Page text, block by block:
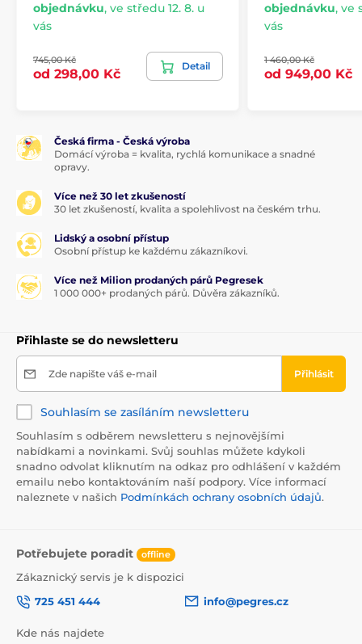
objednávku, ve středu 12. 8. u
vás
745,00 Kč
od 298,00 Kč
Detail
objednávku, ve
vás
1 460,00 Kč
od 949,00 Kč
Česká firma - Česká výroba
Domácí výroba = kvalita, rychlá komunikace a snadné
opravy.
Více než 30 let zkušeností
30 let zkušeností, kvalita a spolehlivost na českém trhu.
Lidský a osobní přístup
Osobní přístup ke každému zákazníkovi.
Více než Milion prodaných párů Pegresek
1 000 000+ prodaných párů. Důvěra zákazníků.
Přihlaste se do newsletteru
Zde napište váš e-mail Přihlásit
Souhlasím se zasíláním newsletteru
Souhlasím s odběrem newsletteru s nejnovějšími
nabídkami a novinkami. Svůj souhlas můžete kdykoli
snadno odvolat kliknutím na odkaz pro odhlášení v každém
emailu nebo kontaktováním naší podpory. Více informací
naleznete v našich Podmínkách ochrany osobních údajů.
Potřebujete poradit offline
Zákaznický servis je k dispozici
725 451 444
info@pegres.cz
Kde nás najdete